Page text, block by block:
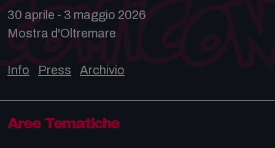
30 aprile - 3 maggio 2026
Mostra d'Oltremare
Info Press Archivio
Aree Tematiche